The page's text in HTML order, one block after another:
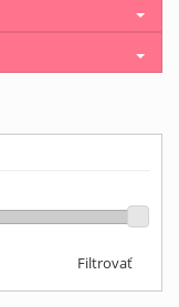
Filtrovať